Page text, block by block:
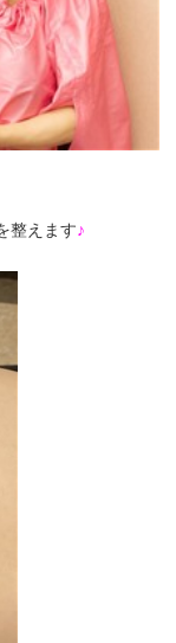
整えます♪